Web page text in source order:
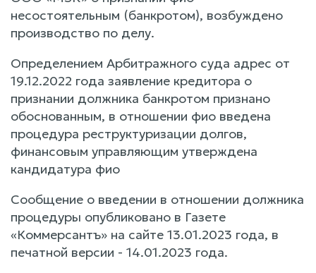
несостоятельным (банкротом), возбуждено
производство по делу.
Определением Арбитражного суда адрес от
19.12.2022 года заявление кредитора о
признании должника банкротом признано
обоснованным, в отношении фио введена
процедура реструктуризации долгов,
финансовым управляющим утверждена
кандидатура фио
Сообщение о введении в отношении должника
процедуры опубликовано в Газете
«Коммерсантъ» на сайте 13.01.2023 года, в
печатной версии - 14.01.2023 года.